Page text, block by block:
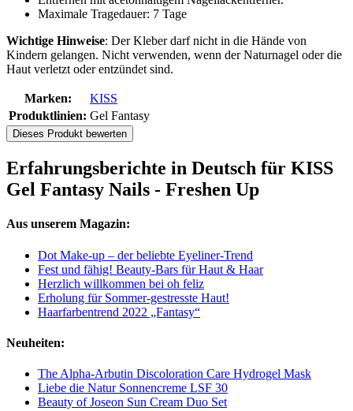
Maximale Tragedauer: 7 Tage
Wichtige Hinweise: Der Kleber darf nicht in die Hände von
Kindern gelangen. Nicht verwenden, wenn der Naturnagel oder die
Haut verletzt oder entzündet sind.
Marken:
KISS
Produktlinien: Gel Fantasy
Dieses Produkt bewerten
Erfahrungsberichte in Deutsch für KISS
Gel Fantasy Nails - Freshen Up
Aus unserem Magazin:
Dot Make-up – der beliebte Eyeliner-Trend
Fest und fähig! Beauty-Bars für Haut & Haar
Herzlich willkommen bei oh feliz
Erholung für Sommer-gestresste Haut!
Haarfarbentrend 2022 „Fantasy“
Neuheiten:
The Alpha-Arbutin Discoloration Care Hydrogel Mask
Liebe die Natur Sonnencreme LSF 30
Beauty of Joseon Sun Cream Duo Set